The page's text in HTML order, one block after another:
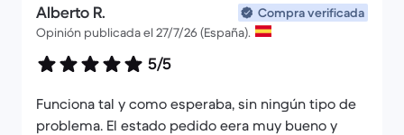
Alberto R.
Compra verificada
Opinión publicada el 27/7/26 (España).
5/5
Funciona tal y como esperaba, sin ningún tipo de
problema. El estado pedido eera muy bueno y